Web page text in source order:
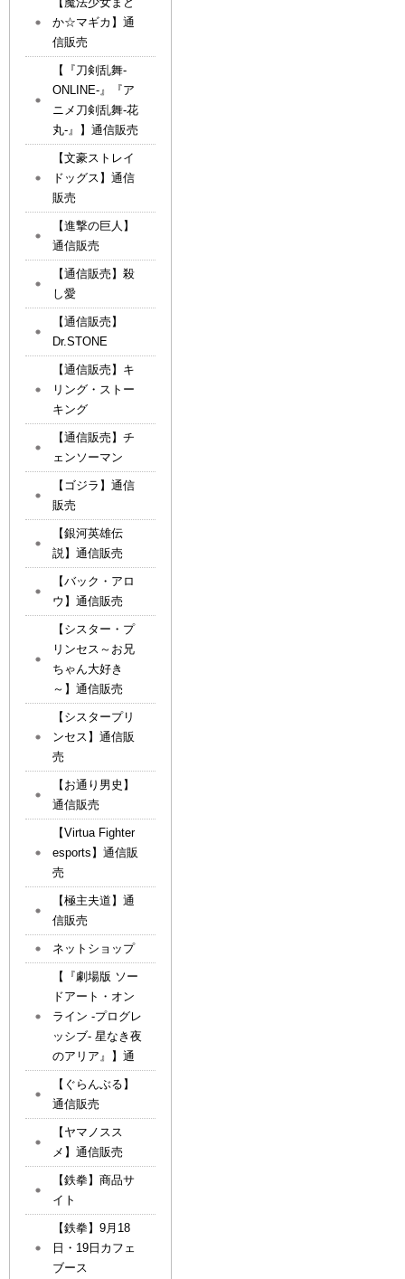
か☆マギカ】通
信販売
【『刀剣乱舞-
ONLINE-』『ア
ニメ刀剣乱舞-花
丸-』】通信販売
【文豪ストレイ
ドッグス】通信
販売
【進撃の巨人】
通信販売
【通信販売】殺
し愛
【通信販売】
Dr.STONE
【通信販売】キ
リング・ストー
キング
【通信販売】チ
ェンソーマン
【ゴジラ】通信
販売
【銀河英雄伝
説】通信販売
【バック・アロ
ウ】通信販売
【シスター・プ
リンセス～お兄
ちゃん大好き
～】通信販売
【シスタープリ
ンセス】通信販
売
【お通り男史】
通信販売
【Virtua Fighter
esports】通信販
売
【極主夫道】通
信販売
ネットショップ
【『劇場版 ソー
ドアート・オン
ライン -プログレ
ッシブ- 星なき夜
のアリア』】通
【ぐらんぶる】
通信販売
【ヤマノスス
メ】通信販売
【鉄拳】商品サ
イト
【鉄拳】9月18
日・19日カフェ
ブース